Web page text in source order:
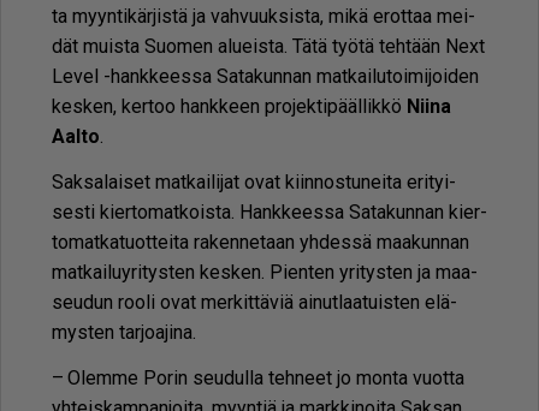
ta myyn­ti­kär­jis­tä ja vah­vuuk­sis­ta, mikä erot­taa mei­
dät muis­ta Suo­men alu­eis­ta. Tätä työ­tä teh­tään Next
Le­vel -hank­kees­sa Sa­ta­kun­nan mat­kai­lu­toi­mi­joi­den
kes­ken, ker­too hank­keen pro­jek­ti­pääl­lik­kö Nii­na
Aal­to.
Sak­sa­lai­set mat­kai­li­jat ovat kiin­nos­tu­nei­ta eri­tyi­
ses­ti kier­to­mat­kois­ta. Hank­kees­sa Sa­ta­kun­nan kier­
to­mat­ka­tuot­tei­ta ra­ken­ne­taan yh­des­sä maa­kun­nan
mat­kai­lu­y­ri­tys­ten kes­ken. Pien­ten yri­tys­ten ja maa­
seu­dun roo­li ovat mer­kit­tä­viä ai­nut­laa­tuis­ten elä­
mys­ten tar­jo­a­ji­na.
– Olem­me Po­rin seu­dul­la teh­neet jo mon­ta vuot­ta